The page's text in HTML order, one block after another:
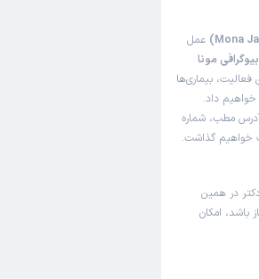
عمل
بیوگرافی مونا
بیماری‌ها
خواهیم داد.
آدرس مطب، شماره
خواهیم گذاشت.
در همین
باشد، امکان